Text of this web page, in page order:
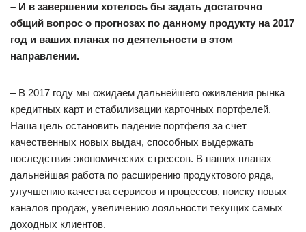
– И в завершении хотелось бы задать достаточно
общий вопрос о прогнозах по данному продукту на 2017
год и ваших планах по деятельности в этом
направлении.
– В 2017 году мы ожидаем дальнейшего оживления рынка
кредитных карт и стабилизации карточных портфелей.
Наша цель остановить падение портфеля за счет
качественных новых выдач, способных выдержать
последствия экономических стрессов. В наших планах
дальнейшая работа по расширению продуктового ряда,
улучшению качества сервисов и процессов, поиску новых
каналов продаж, увеличению лояльности текущих самых
доходных клиентов.